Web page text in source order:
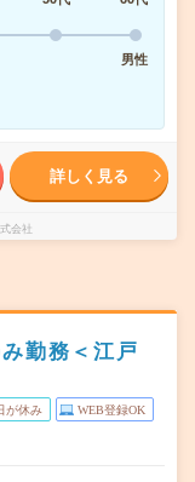
男性
詳しく見る
会社
勤務＜江戸
が休み WEB登録OK